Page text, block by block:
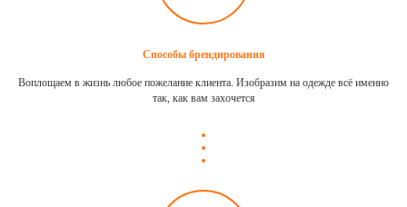
Способы брендирования
Воплощаем в жизнь любое пожелание клиента. Изобразим на одежде всё именно
так, как вам захочется